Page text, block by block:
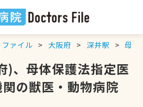
ァイル 大阪府 深井駅 母体
)、母体保護法指定医
の獣医・動物病院